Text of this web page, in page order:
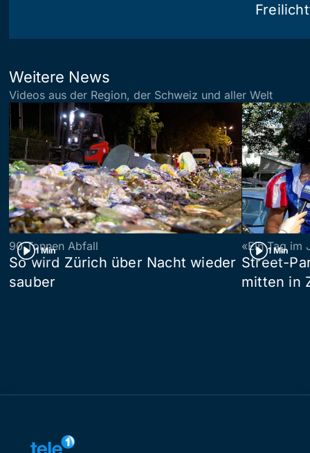
Weitere News
Videos aus der Region, der Schweiz und aller Welt
1 Min
90 Tonnen Abfall
So wird Zürich über Nacht wieder
sauber
1 Min
«Ein Tag im
Street-
mitten in